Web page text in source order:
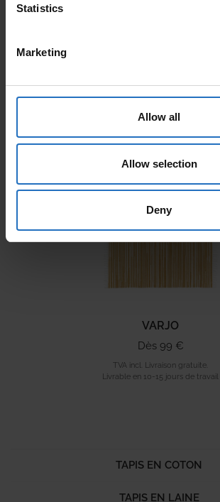
Statistics
Marketing
Allow all
Allow selection
Deny
Dès 165 €
Livrable en 10-15 jours de travail
Livrable
VARJO
Dès 99 €
TVA incl. Livraison gratuite.
Livrable en 10-15 jours de travail
TAPIS EN COTON
TAPIS EN LAINE